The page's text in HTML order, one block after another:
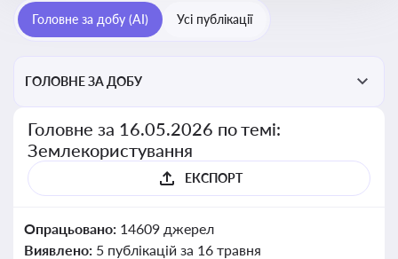
Головне за добу (AI) Усі публікації
ГОЛОВНЕ ЗА ДОБУ
Головне за 16.05.2026 по темі:
Землекористування
ЕКСПОРТ
Опрацьовано: 14609 джерел
Виявлено: 5 публікацій за 16 травня